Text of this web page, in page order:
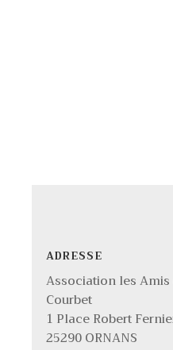
ADRESSE
Association les Amis
Courbet
1 Place Robert
25290 ORNANS